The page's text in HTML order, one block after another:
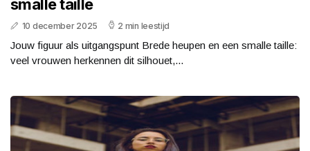
smalle taille
10 december 2025 2 min leestijd
Jouw figuur als uitgangspunt Brede heupen en een smalle taille:
veel vrouwen herkennen dit silhouet,...